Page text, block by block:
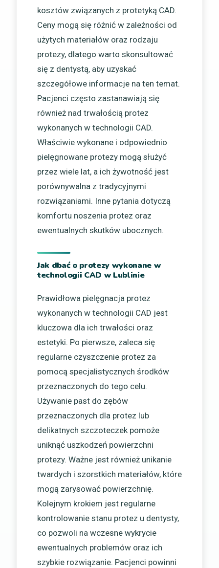
kosztów związanych z protetyką CAD.
Ceny mogą się różnić w zależności od
użytych materiałów oraz rodzaju
protezy, dlatego warto skonsultować
się z dentystą, aby uzyskać
szczegółowe informacje na ten temat.
Pacjenci często zastanawiają się
również nad trwałością protez
wykonanych w technologii CAD.
Właściwie wykonane i odpowiednio
pielęgnowane protezy mogą służyć
przez wiele lat, a ich żywotność jest
porównywalna z tradycyjnymi
rozwiązaniami. Inne pytania dotyczą
komfortu noszenia protez oraz
ewentualnych skutków ubocznych.
Jak dbać o protezy wykonane w
technologii CAD w Lublinie
Prawidłowa pielęgnacja protez
wykonanych w technologii CAD jest
kluczowa dla ich trwałości oraz
estetyki. Po pierwsze, zaleca się
regularne czyszczenie protez za
pomocą specjalistycznych środków
przeznaczonych do tego celu.
Używanie past do zębów
przeznaczonych dla protez lub
delikatnych szczoteczek pomoże
uniknąć uszkodzeń powierzchni
protezy. Ważne jest również unikanie
twardych i szorstkich materiałów, które
mogą zarysować powierzchnię.
Kolejnym krokiem jest regularne
kontrolowanie stanu protez u dentysty,
co pozwoli na wczesne wykrycie
ewentualnych problemów oraz ich
szybkie rozwiązanie. Pacjenci powinni